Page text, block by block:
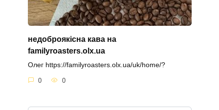
недоброякісна кава на
familyroasters.olx.ua
Олег https://familyroasters.olx.ua/uk/home/?
0 0